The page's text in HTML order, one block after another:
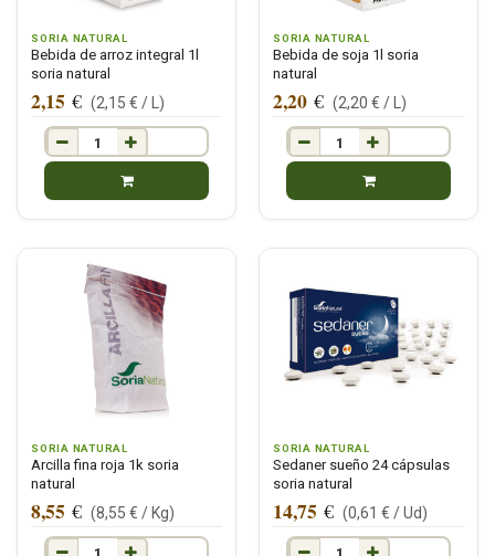
SORIA NATURAL
Bebida de arroz integral 1l
soria natural
2,15 € (2,15 € / )
SORIA NATURAL
Bebida de soja 1l soria
natural
2,20 € (2,20 € / )
SORIA NATURAL
Arcilla fina roja 1k soria
natural
8,55 € (8,55 € / Kg)
SORIA NATURAL
Sedaner sueño 24 cápsulas
soria natural
14,75 € (0,61 € /Ud)